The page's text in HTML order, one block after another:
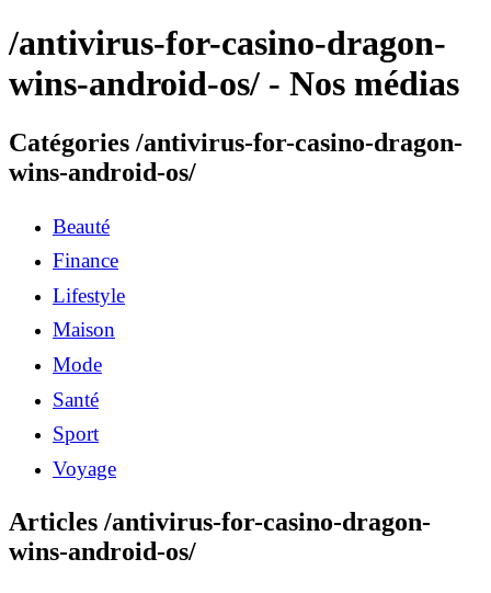
/antivirus-for-casino-dragon-
wins-android-os/ - Nos médias
Catégories /antivirus-for-casino-dragon-
wins-android-os/
Beauté
Finance
Lifestyle
Maison
Mode
Santé
Sport
Voyage
Articles /antivirus-for-casino-dragon-
wins-android-os/